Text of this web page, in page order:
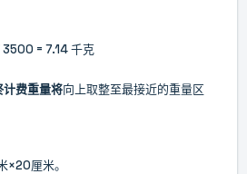
= 7.14 千克
计费重量将向上取整至最接近的重量区
×20厘米。